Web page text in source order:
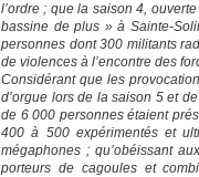
l’ordre ; que la saison 4,
bassine de plus » à Sainte-
personnes dont 300 militants
de violences à l’encontre des
Considérant que les
d’orgue lors de la saison 5 et
de 6 000 personnes étaient
400 à 500 expérimentés et
mégaphones ; qu’obéissant
porteurs de cagoules et